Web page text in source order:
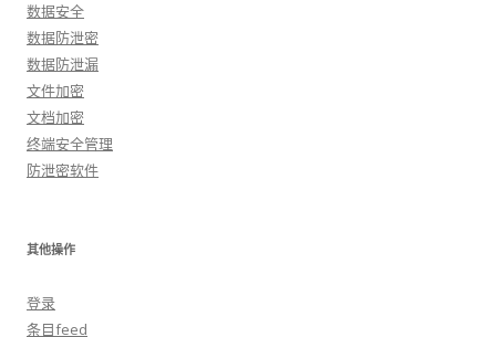
数据安全
数据防泄密
数据防泄漏
文件加密
文档加密
终端安全管理
防泄密软件
其他操作
登录
条目feed